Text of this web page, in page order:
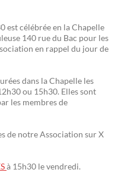
est célébrée en la Chapelle
140 rue du Bac pour les
en rappel du jour de
dans la Chapelle les
ou 15h30. Elles sont
les membres de
de notre Association sur X
à 15h30 le vendredi.